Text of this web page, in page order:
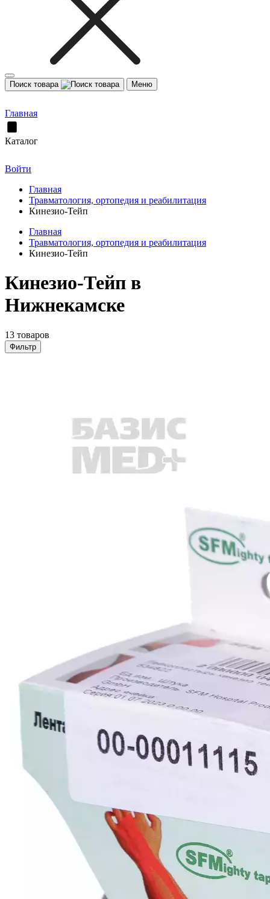
Поиск товара Меню
Главная
Каталог
Войти
Главная
Травматология, ортопедия и реабилитация
Кинезио-Тейп
Главная
Травматология, ортопедия и реабилитация
Кинезио-Тейп
Кинезио-Тейп в
Нижнекамске
13 товаров
Фильтр